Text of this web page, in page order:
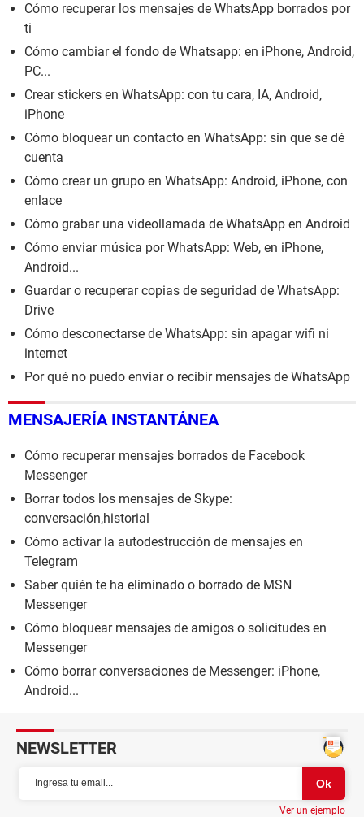
Cómo recuperar los mensajes de WhatsApp borrados por
ti
Cómo cambiar el fondo de Whatsapp: en iPhone, Android,
PC...
Crear stickers en WhatsApp: con tu cara, IA, Android,
iPhone
Cómo bloquear un contacto en WhatsApp: sin que se dé
cuenta
Cómo crear un grupo en WhatsApp: Android, iPhone, con
enlace
Cómo grabar una videollamada de WhatsApp en Android
Cómo enviar música por WhatsApp: Web, en iPhone,
Android...
Guardar o recuperar copias de seguridad de WhatsApp:
Drive
Cómo desconectarse de WhatsApp: sin apagar wifi ni
internet
Por qué no puedo enviar o recibir mensajes de WhatsApp
MENSAJERÍA INSTANTÁNEA
Cómo recuperar mensajes borrados de Facebook
Messenger
Borrar todos los mensajes de Skype:
conversación,historial
Cómo activar la autodestrucción de mensajes en
Telegram
Saber quién te ha eliminado o borrado de MSN
Messenger
Cómo bloquear mensajes de amigos o solicitudes en
Messenger
Cómo borrar conversaciones de Messenger: iPhone,
Android...
NEWSLETTER
Ver un ejemplo